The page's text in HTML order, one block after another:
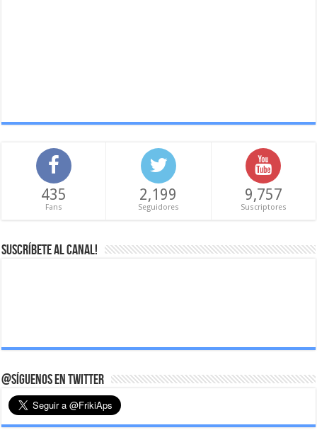
435
Fans
2,199
Seguidores
9,757
Suscriptores
Suscríbete al canal!
@Síguenos en Twitter